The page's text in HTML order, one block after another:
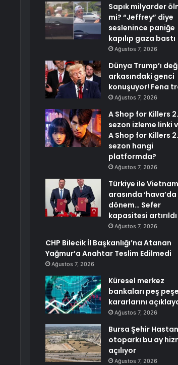
Sapık milyarder
mi? “Jeffrey” diye
seslenince paniğe
kapılıp gaza bastı
Ağustos 7, 2026
Dünya Trump’ı
arkasındaki genci
konuşuyor! Fena
Ağustos 7, 2026
A Shop for Killers 2.
sezon izleme linki
A Shop for Killers 2.
sezon hangi
platformda?
Ağustos 7, 2026
Türkiye ile Vietnam
arasında
dönem… Sefer
kapasitesi artırıldı
Ağustos 7, 2026
CHP Bilecik İl Başkanlığı’na Atanan
Yağmur’a Anahtar Teslim Edilmedi
Ağustos 7, 2026
Küresel merkez
bankaları peş
kararlarını
Ağustos 7, 2026
Bursa Şehir
otoparkı bu ay
açılıyor
Ağustos 7, 2026